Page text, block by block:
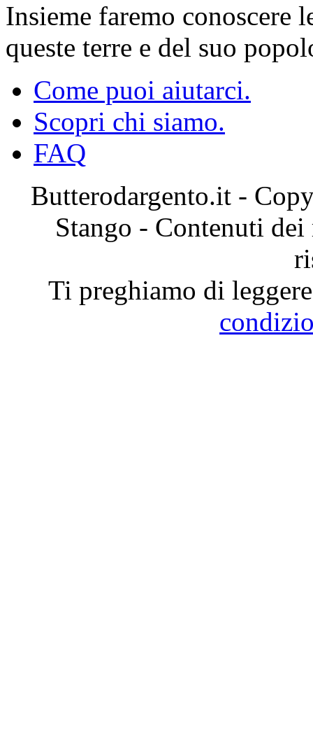
Insieme faremo conoscere
queste terre e del suo
Come puoi aiutarci.
Scopri chi siamo.
FAQ
Butterodargento.it -
Stango - Contenuti
Ti preghiamo di